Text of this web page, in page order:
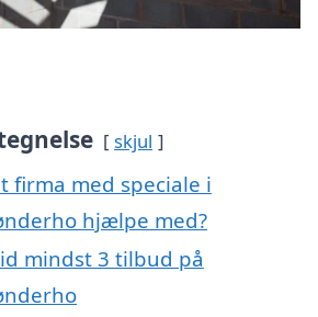
skjul
firma med speciale i
hjælpe med?
mindst 3 tilbud på